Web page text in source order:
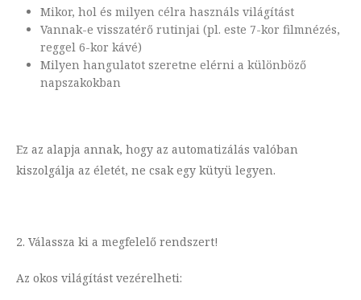
Mikor, hol és milyen célra használs világítást
Vannak-e visszatérő rutinjai (pl. este 7-kor filmnézés,
reggel 6-kor kávé)
Milyen hangulatot szeretne elérni a különböző
napszakokban
Ez az alapja annak, hogy az automatizálás valóban
kiszolgálja az életét, ne csak egy kütyü legyen.
2. Válassza ki a megfelelő rendszert!
Az okos világítást vezérelheti: